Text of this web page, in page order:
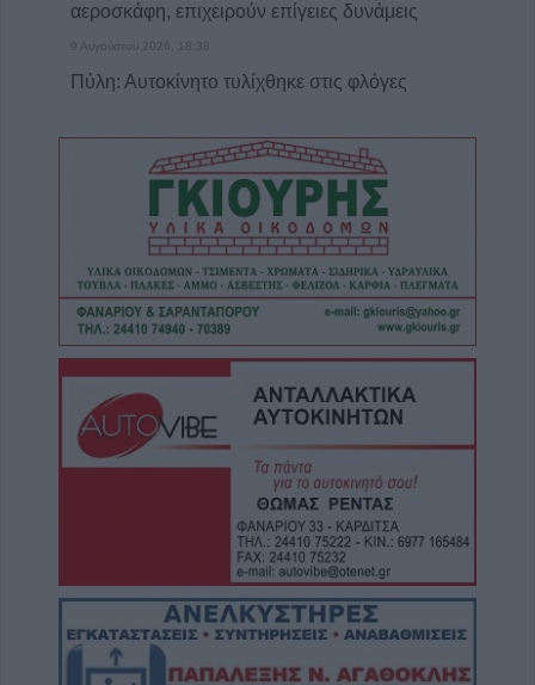
αεροσκάφη, επιχειρούν επίγειες δυνάμεις
9 Αυγούστου 2026, 18:38
Πύλη: Αυτοκίνητο τυλίχθηκε στις φλόγες
Θύμα των γκράφιτι το άγαλμα της
αγρότισσας μάνας στην πλατεία Πλαστήρα
9 Αυγούστου 2026, 17:49
Ιερά Μητρόπολη: Πρόγραμμα Μητροπολίτη
κ. Τιμόθεου το διήμερο 10-11 Αυγούστου
9 Αυγούστου 2026, 16:14
Παράταση έως τις 9 Νοεμβρίου για το έργο
επέκτασης του δικτύου ύδρευσης στην Τ.Κ.
Αργυρίου
9 Αυγούστου 2026, 15:38
Συνεδρίαση Επιτροπής Εκτίμησης Κινδύνου
για τους ισχυρούς ανέμους και ριπές έως 9
μποφόρ τη Δευτέρα (10/8)
Με αργούς ρυθμούς οι εξελίξεις
μετεγκατάστασης του Λαμπερού - Τι
προβλέπει μελέτη υποστηρικτικών